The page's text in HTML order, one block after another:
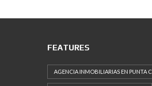
FEATURES
AGENCIA INMOBILIARIAS EN PUNTA